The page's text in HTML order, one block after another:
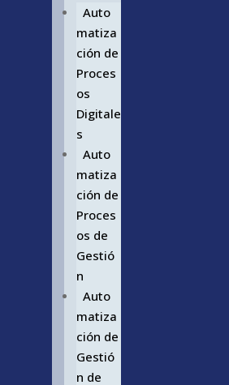
Auto
matiza
ción de
Proces
os
Digitale
s
Auto
matiza
ción de
Proces
os de
Gestió
n
Auto
matiza
ción de
Gestió
n de